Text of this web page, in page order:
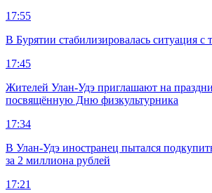
17:55
В Бурятии стабилизировалась ситуация
17:45
Жителей Улан-Удэ приглашают на
посвящённую Дню физкультурника
17:34
В Улан-Удэ иностранец пытался
за 2 миллиона рублей
17:21